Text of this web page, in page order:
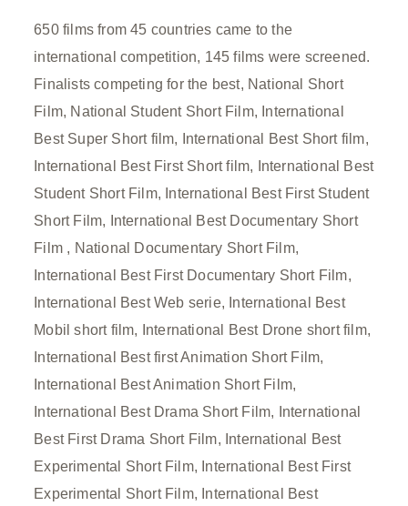
650 films from 45 countries came to the
international competition, 145 films were screened.
Finalists competing for the best, National Short
Film, National Student Short Film, International
Best Super Short film, International Best Short film,
International Best First Short film, International Best
Student Short Film, International Best First Student
Short Film, International Best Documentary Short
Film , National Documentary Short Film,
International Best First Documentary Short Film,
International Best Web serie, International Best
Mobil short film, International Best Drone short film,
International Best first Animation Short Film,
International Best Animation Short Film,
International Best Drama Short Film, International
Best First Drama Short Film, International Best
Experimental Short Film, International Best First
Experimental Short Film, International Best